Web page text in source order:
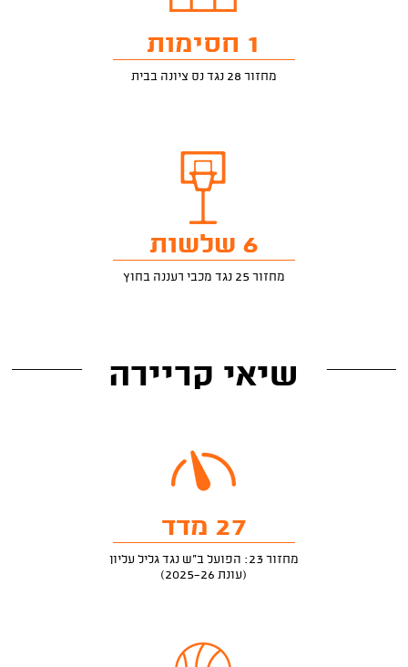
1 חסימות
מחזור 28 נגד נס ציונה בבית
6 שלשות
מחזור 25 נגד מכבי רעננה בחוץ
שיאי קריירה
27 מדד
מחזור 23: הפועל ב"ש נגד גליל עליון
(עונת 2025-26)